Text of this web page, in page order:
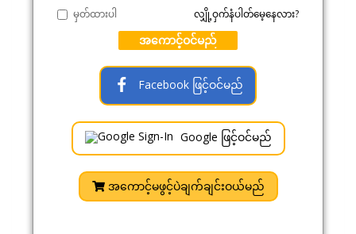
မှတ်ထားပါ လျှို့ဝှက်နံပါတ်မေ့နေလား?
အကောင့်ဝင်မည်
Facebook ဖြင့်ဝင်မည်
Google ဖြင့်ဝင်မည်
အကောင့်မဖွင့်ပဲချက်ချင်းဝယ်မည်